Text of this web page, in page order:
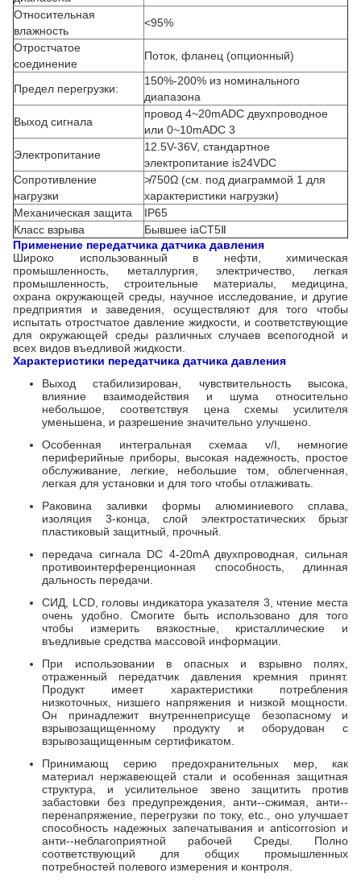
Относительная
влажность
<95%
Отростчатое
соединение
Поток, фланец (опционный)
Предел перегрузки:
150%-200% из номинального
диапазона
Выход сигнала
провод 4~20mADC двухпроводное
или 0~10mADC 3
Электропитание
12.5V-36V, стандартное
электропитание is24VDC
Сопротивление
нагрузки
≯750Ω (см. под диаграммой 1 для
характеристики нагрузки)
Механическая защита
IP65
Класс взрыва
Бывшее iaCT5Ⅱ
Применение передатчика датчика давления
Широко использованный в нефти, химическая
промышленность, металлургия, электричество, легкая
промышленность, строительные материалы, медицина,
охрана окружающей среды, научное исследование, и другие
предприятия и заведения, осуществляют для того чтобы
испытать отростчатое давление жидкости, и соответствующие
для окружающей среды различных случаев всепогодной и
всех видов въедливой жидкости.
Характеристики передатчика датчика давления
Выход стабилизирован, чувствительность высока,
влияние взаимодействия и шума относительно
небольшое, соответствуя цена схемы усилителя
уменьшена, и разрешение значительно улучшено.
Особенная интегральная схемаа v/I, немногие
периферийные приборы, высокая надежность, простое
обслуживание, легкие, небольшие том, облегченная,
легкая для установки и для того чтобы отлаживать.
Раковина заливки формы алюминиевого сплава,
изоляция 3-конца, слой электростатических брызг
пластиковый защитный, прочный.
передача сигнала DC 4-20mA двухпроводная, сильная
противоинтерференционная способность, длинная
дальность передачи.
СИД, LCD, головы индикатора указателя 3, чтение места
очень удобно. Смогите быть использовано для того
чтобы измерить вязкостные, кристаллические и
въедливые средства массовой информации.
При использовании в опасных и взрывно полях,
отраженный передатчик давления кремния принят.
Продукт имеет характеристики потребления
низкоточных, низшего напряжения и низкой мощности.
Он принадлежит внутреннеприсуще безопасному и
взрывозащищенному продукту и оборудован с
взрывозащищенным сертификатом.
Принимающ серию предохранительных мер, как
материал нержавеющей стали и особенная защитная
структура, и усилительное звено защитить против
забастовки без предупреждения, анти--сжимая, анти--
перенапряжение, перегрузки по току, etc., оно улучшает
способность надежных запечатывания и anticorrosion и
анти--неблагоприятной рабочей Среды. Полно
соответствующий для общих промышленных
потребностей полевого измерения и контроля.